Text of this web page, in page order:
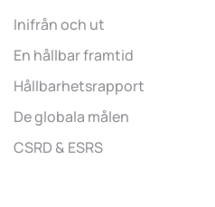
Inifrån och ut
En hållbar framtid
Hållbarhetsrapport
De globala målen
CSRD & ESRS